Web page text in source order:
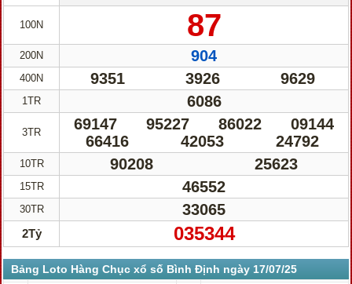
100N 87
200N 904
400N 9351 3926 9629
1TR 6086
3TR 69147 95227 86022
09144
66416
42053 24792
10TR 90208 25623
15TR 46552
30TR 33065
2Tỷ 035344
Bảng Loto Hàng Chục xổ số Bình Định ngày 17/07/25